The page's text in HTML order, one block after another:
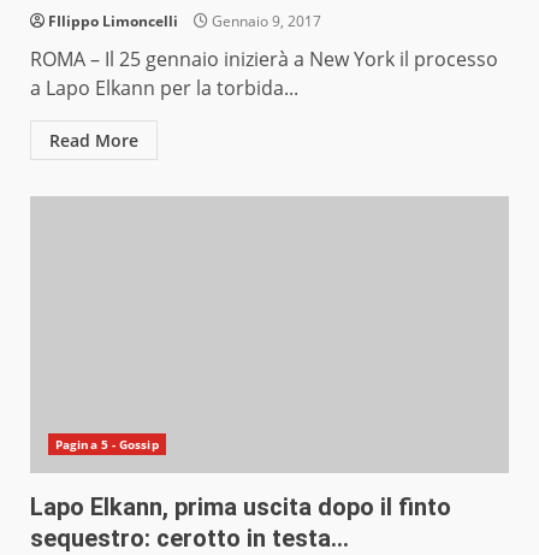
FIlippo Limoncelli Gennaio 9, 2017
ROMA – Il 25 gennaio inizierà a New York il processo
a Lapo Elkann per la torbida...
Read More
Pagina 5 - Gossip
Lapo Elkann, prima uscita dopo il finto
sequestro: cerotto in testa…